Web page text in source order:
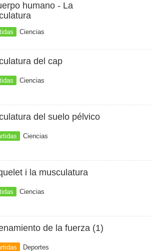
humano - La
Ciencias
del cap
Ciencias
del suelo pélvico
Ciencias
i la musculatura
Ciencias
de la fuerza (1)
Deportes